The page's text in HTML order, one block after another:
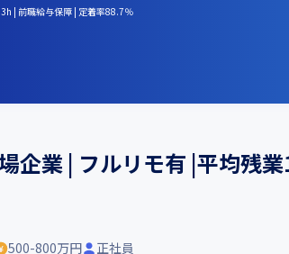
| 前職給与保障 | 定着率88.7％
企業 | フルリモ有 |平均残
500-800万円 正社員